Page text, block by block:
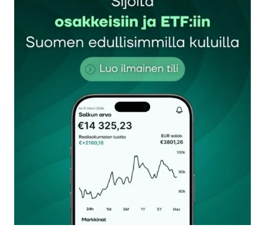
Sähköpostiosoitettasi ei julkaista.Pakolliset
kentät on merkitty*
Kommentti*
Nimesi tai nimimerkkisi
Sähköpostiosoitteesi